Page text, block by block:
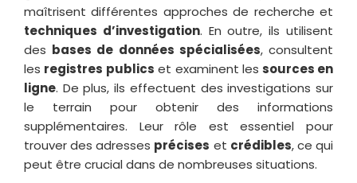
maîtrisent différentes approches de recherche et
techniques d’investigation. En outre, ils utilisent
des bases de données spécialisées, consultent
les registres publics et examinent les sources en
ligne. De plus, ils effectuent des investigations sur
le terrain pour obtenir des informations
supplémentaires. Leur rôle est essentiel pour
trouver des adresses précises et crédibles, ce qui
peut être crucial dans de nombreuses situations.